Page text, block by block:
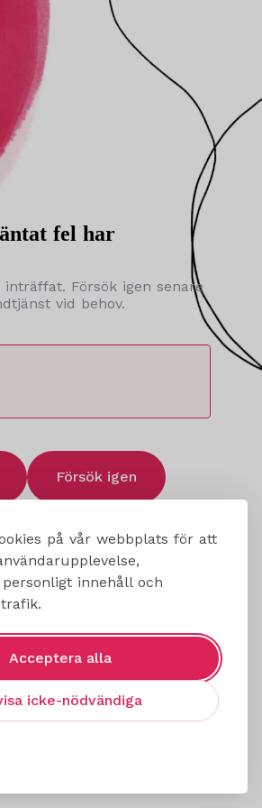
på vår webbplats för att
innehåll och
Acceptera alla
icke-nödvändiga
fel har
Försök igen senare
vid behov.
Försök igen